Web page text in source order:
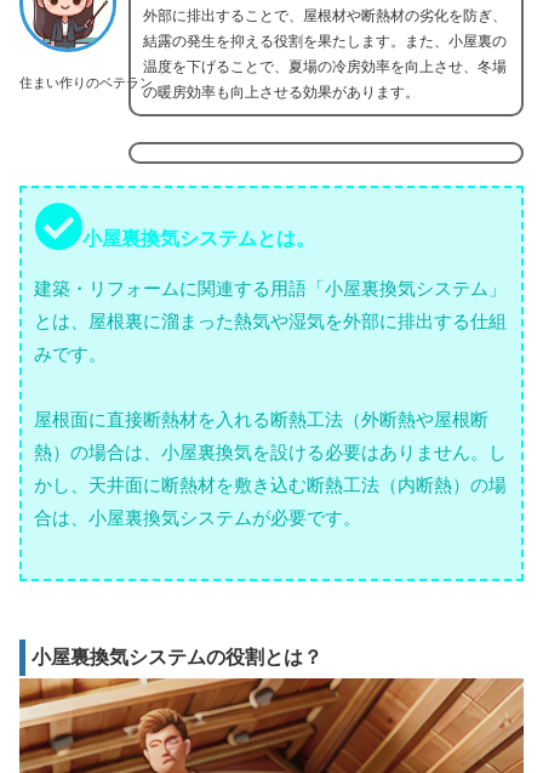
住まい作りのベテラン
外部に排出することで、屋根材や断熱材の劣化を防ぎ、
結露の発生を抑える役割を果たします。また、小屋裏の
温度を下げることで、夏場の冷房効率を向上させ、冬場
の暖房効率も向上させる効果があります。
小屋裏換気システムとは。
建築・リフォームに関連する用語「小屋裏換気システム」
とは、屋根裏に溜まった熱気や湿気を外部に排出する仕組
みです。
屋根面に直接断熱材を入れる断熱工法（外断熱や屋根断
熱）の場合は、小屋裏換気を設ける必要はありません。し
かし、天井面に断熱材を敷き込む断熱工法（内断熱）の場
合は、小屋裏換気システムが必要です。
小屋裏換気システムの役割とは？